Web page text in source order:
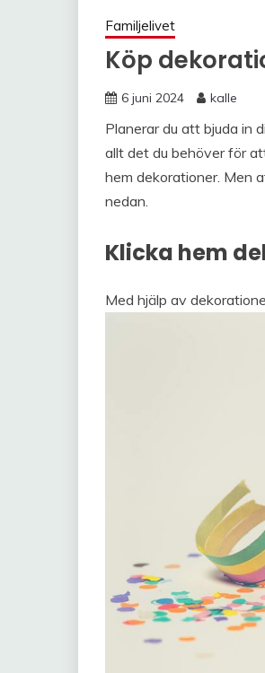
Familjelivet
Köp
6 juni 2024 kalle
Planerar du att bjuda in
allt det du behöver för
hem dekorationer. Men
nedan.
Klicka hem
Med hjälp av